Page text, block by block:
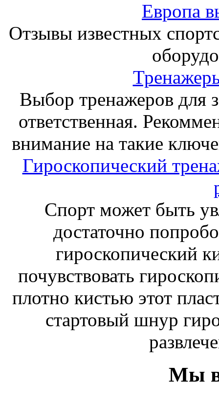
Европа
Отзывы известных
Выбор тренажеров для
ответственная.
внимание на такие
Гироскопический
Спорт может быть
достаточно
гироскопический
почувствовать
плотно кистью этот
стартовый шнур
Мы в